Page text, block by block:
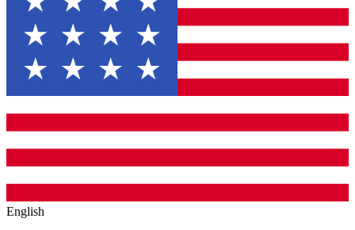
English